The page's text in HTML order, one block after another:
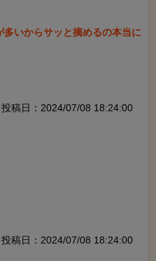
いからサッと摘めるの本当に
投稿日：2024/07/08 18:24:00
投稿日：2024/07/08 18:24:00